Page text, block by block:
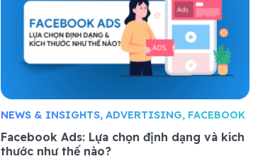
NEWS & INSIGHTS, ADVERTISING, FACEBOOK
Facebook Ads: Lựa chọn định dạng và kích
thước như thế nào?